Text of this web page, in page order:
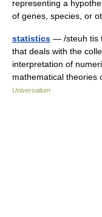
representing a
of genes, species, or
statistics — /steuh tis
that deals with the
interpretation of
mathematical
Universalium